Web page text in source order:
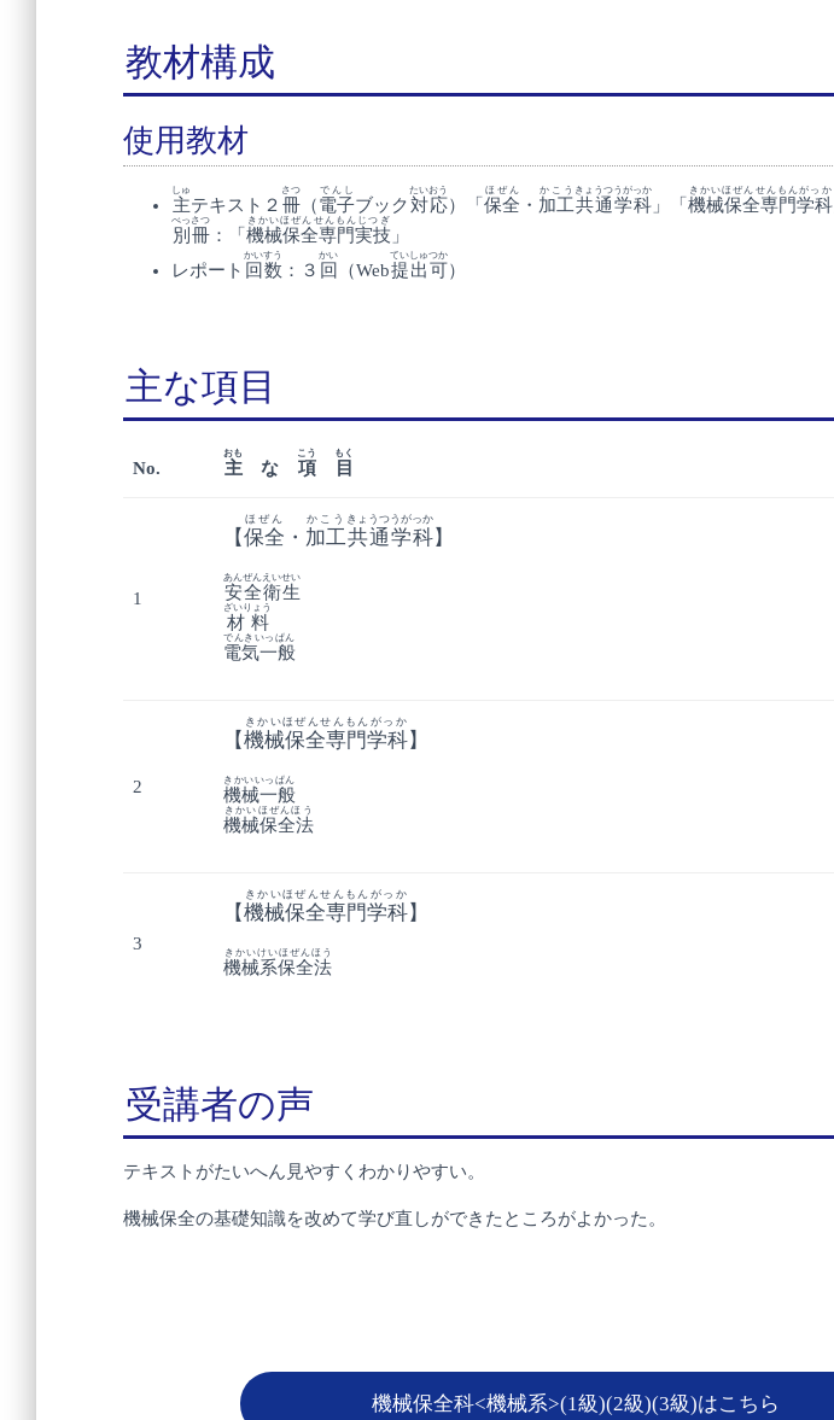
教材構成
使用教材
主
しゅ
テキスト２ 冊
さつ
（電子
でんし
ブック対応
たいおう
）「保全
ほぜん
・ 加工
かこう
共通学科
きょうつうがっか
」「機械保全専門学科
きかいほぜんせんもんがっか
別冊
べっさつ
：「機械保全専門実技
きかいほぜんせんもんじつぎ
」
レポート 回数
かいすう
：３ 回
かい
（Web提出可
ていしゅつか
）
主な項目
No. 主
おも
な 項
こう
目
もく
1
【保全
ほぜん
・ 加工
かこう
共通学科
きょうつうがっか
】
安全衛生
あんぜんえいせい
材料
ざいりょう
電気一般
でんきいっぱん
2
【機械保全専門学科
きかいほぜんせんもんがっか
】
機械一般
きかいいっぱん
機械保全法
きかいほぜんほう
3
【機械保全専門学科
きかいほぜんせんもんがっか
】
機械系保全法
きかいけいほぜんほう
受講者の声
テキストがたいへん見やすくわかりやすい。
機械保全の基礎知識を改めて学び直しができたところがよかった。
機械保全科<機械系>(1級)(2級)(3級)はこちら